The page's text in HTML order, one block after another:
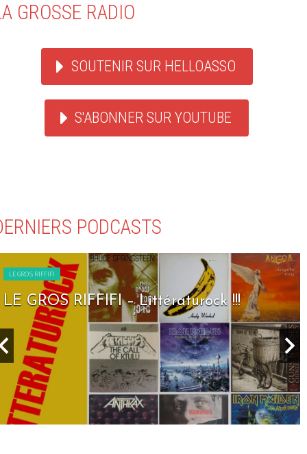
GROSSE RADIO
SOUTENIR SUR HELLOASSO
S'ABONNER SUR YOUTUBE
PODCASTS
LE GROS RIFFIFI
LE GROS RIFFIFI – Littératurock !!!